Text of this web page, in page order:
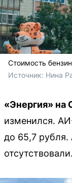
Стоимость
Источник: Нина
«Энергия»
изменился.
до 65,7
отсутствовали.